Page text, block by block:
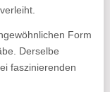
Form
Derselbe
faszinierenden